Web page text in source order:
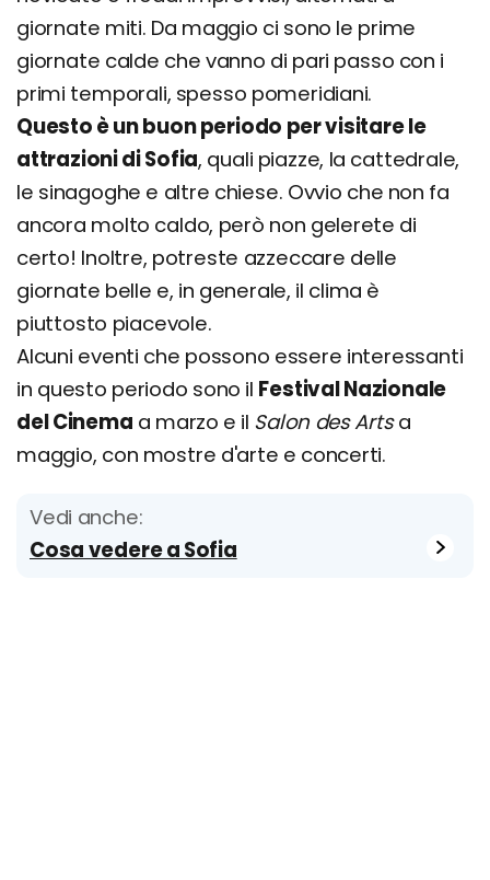
giornate miti. Da maggio ci sono le prime
giornate calde che vanno di pari passo con i
primi temporali, spesso pomeridiani.
Questo è un buon periodo per visitare le
attrazioni di Sofia, quali piazze, la cattedrale,
le sinagoghe e altre chiese. Ovvio che non fa
ancora molto caldo, però non gelerete di
certo! Inoltre, potreste azzeccare delle
giornate belle e, in generale, il clima è
piuttosto piacevole.
Alcuni eventi che possono essere interessanti
in questo periodo sono il Festival Nazionale
del Cinema a marzo e il Salon des Artsa
maggio, con mostre d'arte e concerti.
Vedi anche:
Cosa vedere a Sofia